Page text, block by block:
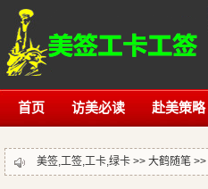
首页 访美必读 赴美策略
美签,工签,工卡,绿卡 >> 大鹤随笔